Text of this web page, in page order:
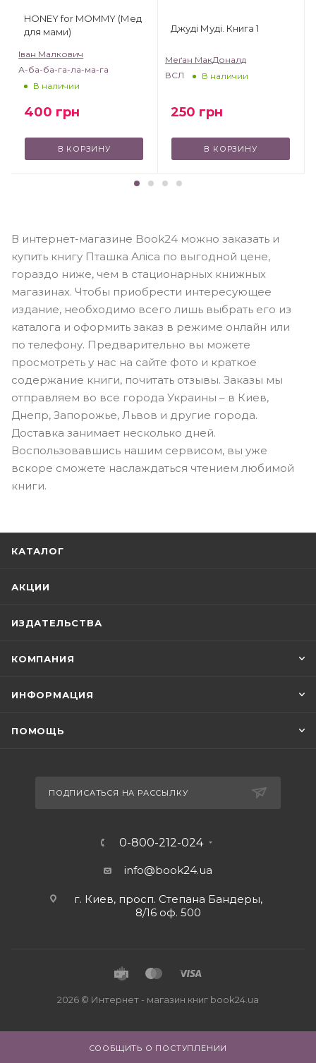
СООБЩИТЬ О ПОСТУПЛЕНИИ
HONEY for MOMMY (Мед
для мами)
Іван Малкович
А-ба-ба-га-ла-ма-га
В наличии
400 грн
В КОРЗИНУ
Джуді Муді. Книга 1
Меґан МакДоналд
ВСЛ
В наличии
250 грн
В КОРЗИНУ
В интернет-магазине Book24 можно заказать и
купить книгу Пташка Аліса по выгодной цене,
гораздо ниже, чем в стационарных книжных
магазинах. Чтобы приобрести интересующее
издание, необходимо всего лишь выбрать его из
каталога и оформить заказ в режиме онлайн или
по телефону. Предварительно вы можете
просмотреть у нас на сайте фото и краткое
содержание книги, почитать отзывы. Заказы мы
отправляем во все города Украины – в Киев,
Днепр, Запорожье, Львов и другие города.
Доставка занимает несколько дней.
Воспользовавшись нашим сервисом, вы уже
вскоре сможете наслаждаться чтением любимой
книги.
КАТАЛОГ
АКЦИИ
ИЗДАТЕЛЬСТВА
КОМПАНИЯ
ИНФОРМАЦИЯ
ПОМОЩЬ
ПОДПИСАТЬСЯ НА РАССЫЛКУ
0-800-212-024
info@book24.ua
г. Киев, просп. Степана Бандеры,
8/16 оф. 500
2026 © Интернет - магазин книг book24.ua